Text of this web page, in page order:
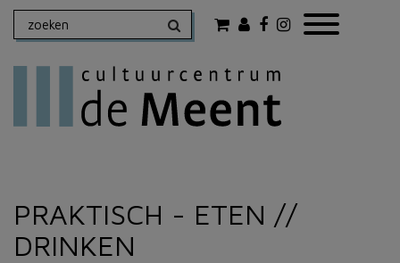
PRAKTISCH - ETEN //
DRINKEN